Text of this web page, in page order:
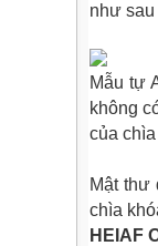
như sau
Mẫu tự
không
của
Mật
chìa
HEIAF